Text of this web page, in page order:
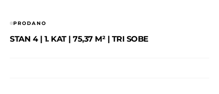
PRODANO
STAN 4 | 1. KAT | 75,37 M² | TRI SOBE